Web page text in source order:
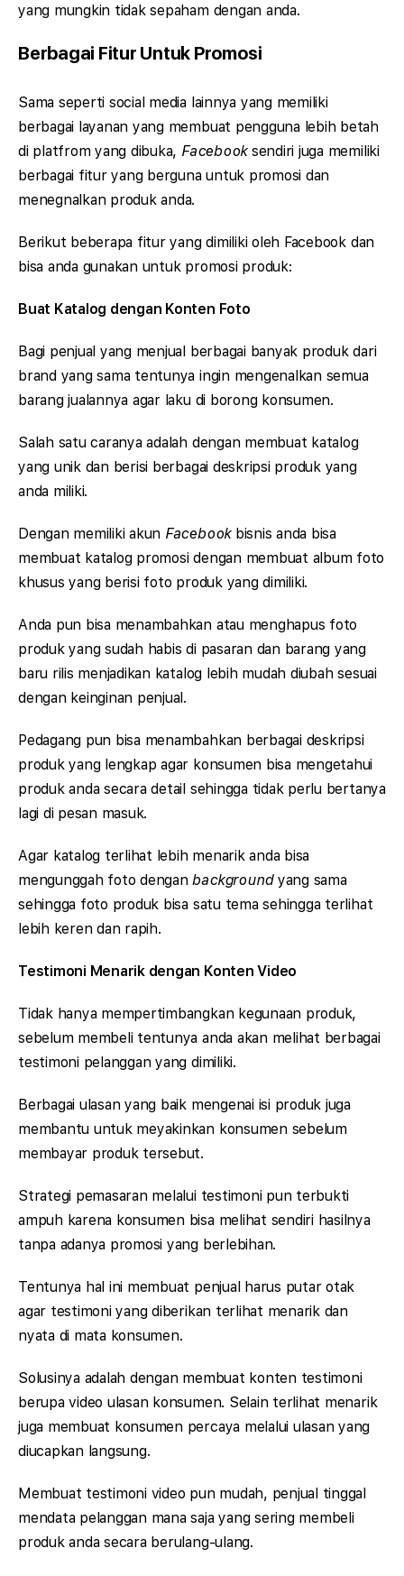
yang mungkin tidak sepaham dengan anda.
Berbagai Fitur Untuk Promosi
Sama seperti social media lainnya yang memiliki
berbagai layanan yang membuat pengguna lebih betah
di platfrom yang dibuka, Facebook sendiri juga memiliki
berbagai fitur yang berguna untuk promosi dan
menegnalkan produk anda.
Berikut beberapa fitur yang dimiliki oleh Facebook dan
bisa anda gunakan untuk promosi produk:
Buat Katalog dengan Konten Foto
Bagi penjual yang menjual berbagai banyak produk dari
brand yang sama tentunya ingin mengenalkan semua
barang jualannya agar laku di borong konsumen.
Salah satu caranya adalah dengan membuat katalog
yang unik dan berisi berbagai deskripsi produk yang
anda miliki.
Dengan memiliki akun Facebookbisnis anda bisa
membuat katalog promosi dengan membuat album foto
khusus yang berisi foto produk yang dimiliki.
Anda pun bisa menambahkan atau menghapus foto
produk yang sudah habis di pasaran dan barang yang
baru rilis menjadikan katalog lebih mudah diubah sesuai
dengan keinginan penjual.
Pedagang pun bisa menambahkan berbagai deskripsi
produk yang lengkap agar konsumen bisa mengetahui
produk anda secara detail sehingga tidak perlu bertanya
lagi di pesan masuk.
Agar katalog terlihat lebih menarik anda bisa
mengunggah foto denganbackground yang sama
sehingga foto produk bisa satu tema sehingga terlihat
lebih keren dan rapih.
Testimoni Menarik dengan Konten Video
Tidak hanya mempertimbangkan kegunaan produk,
sebelum membeli tentunya anda akan melihat berbagai
testimoni pelanggan yang dimiliki.
Berbagai ulasan yang baik mengenai isi produk juga
membantu untuk meyakinkan konsumen sebelum
membayar produk tersebut.
Strategi pemasaran melalui testimoni pun terbukti
ampuh karena konsumen bisa melihat sendiri hasilnya
tanpa adanya promosi yang berlebihan.
Tentunya hal ini membuat penjual harus putar otak
agar testimoni yang diberikan terlihat menarik dan
nyata di mata konsumen.
Solusinya adalah dengan membuat konten testimoni
berupa video ulasan konsumen. Selain terlihat menarik
juga membuat konsumen percaya melalui ulasan yang
diucapkan langsung.
Membuat testimoni video pun mudah, penjual tinggal
mendata pelanggan mana saja yang sering membeli
produk anda secara berulang-ulang.